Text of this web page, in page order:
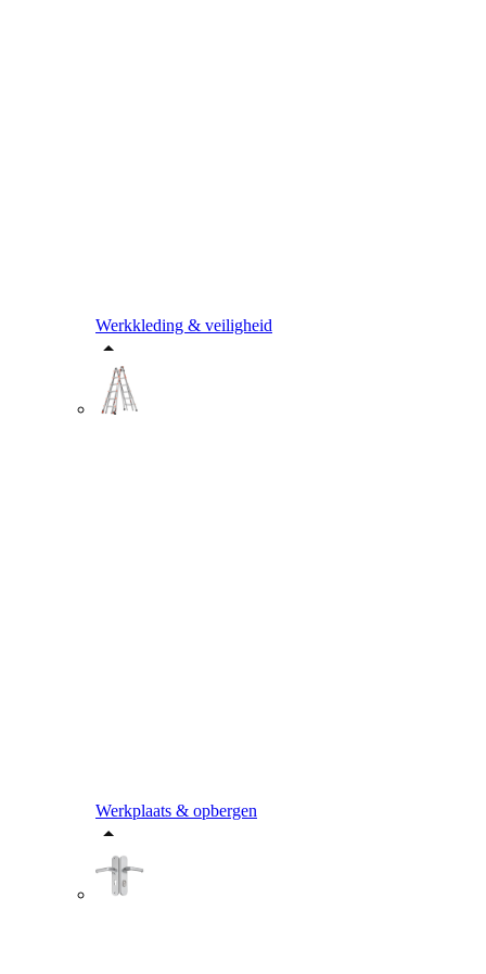
Werkkleding & veiligheid
Werkplaats & opbergen